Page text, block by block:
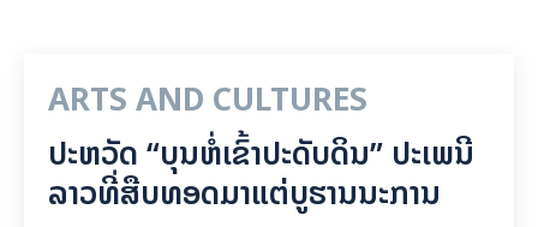
ARTS AND CULTURES
ປະຫວັດ “ບຸນຫໍ່ເຂົ້າປະດັບດິນ” ປະເພນີ
ລາວທີ່ສືບທອດມາແຕ່ບູຮານນະການ